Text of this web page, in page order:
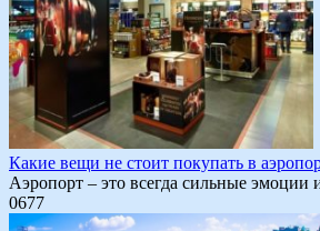
Какие вещи не стоит покупать в
Аэропорт – это всегда сильные эмоции
0677